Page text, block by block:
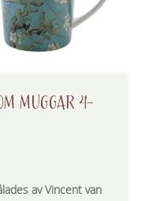
MUGGAR 4-
av Vincent van